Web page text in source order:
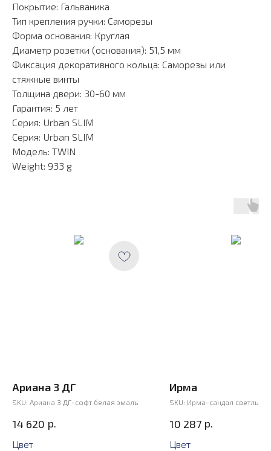
Покрытие: Гальваника
Тип крепления ручки: Саморезы
Форма основания: Круглая
Диаметр розетки (основания): 51,5 мм
Фиксация декоративного кольца: Саморезы или
стяжные винты
Толщина двери: 30-60 мм
Гарантия: 5 лет
Серия: Urban SLIM
Серия: Urban SLIM
Модель: TWIN
Weight: 933 g
Ариана 3 ДГ
SKU: Ариана 3 ДГ-софт белая эмаль
14 620 р.
Цвет
Ирма
SKU: Ирма-сандал светлый
10 287 р.
Цвет